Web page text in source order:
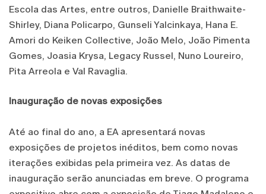
Escola das Artes, entre outros, Danielle Braithwaite-
Shirley, Diana Policarpo, Gunseli Yalcinkaya, Hana E.
Amori do Keiken Collective, João Melo, João Pimenta
Gomes, Joasia Krysa, Legacy Russel, Nuno Loureiro,
Pita Arreola e Val Ravaglia.
Inauguração de novas exposições
Até ao final do ano, a EA apresentará novas
exposições de projetos inéditos, bem como novas
iterações exibidas pela primeira vez. As datas de
inauguração serão anunciadas em breve. O programa